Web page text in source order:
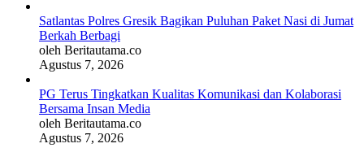
Satlantas Polres Gresik Bagikan Puluhan Paket Nasi di Jumat
Berkah Berbagi
oleh Beritautama.co
Agustus 7, 2026
PG Terus Tingkatkan Kualitas Komunikasi dan Kolaborasi
Bersama Insan Media
oleh Beritautama.co
Agustus 7, 2026